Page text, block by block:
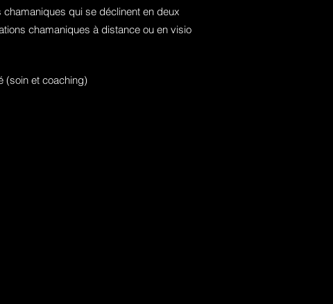
qui se déclinent en deux
chamaniques à distance ou en visio
(soin et coaching)